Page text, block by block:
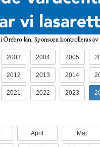
2003 2004 2005
2012 2013 2014
2021 2022 2023
April Maj